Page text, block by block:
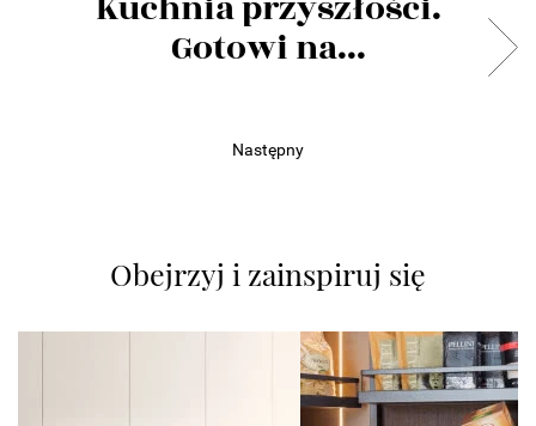
Gotowi na...
Następny
Obejrzyj i zainspiruj się